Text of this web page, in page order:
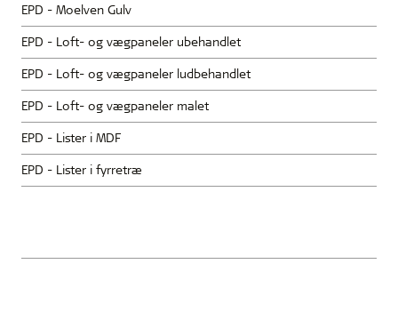
EPD - Moelven Gulv
EPD - Loft- og vægpaneler ubehandlet
EPD - Loft- og vægpaneler ludbehandlet
EPD - Loft- og vægpaneler malet
EPD - Lister i MDF
EPD - Lister i fyrretræ